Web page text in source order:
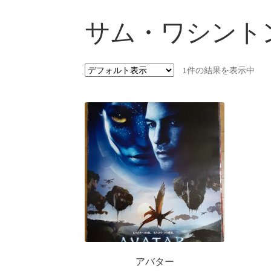
サム・ワシント
1件の結果を表示中
アバター